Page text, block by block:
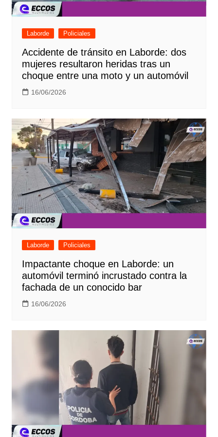
Laborde Policiales
Accidente de tránsito en Laborde: dos
mujeres resultaron heridas tras un
choque entre una moto y un automóvil
16/06/2026
Laborde Policiales
Impactante choque en Laborde: un
automóvil terminó incrustado contra la
fachada de un conocido bar
16/06/2026